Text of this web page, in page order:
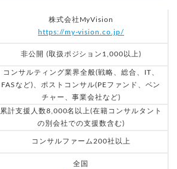
株式会社MyVision
https://my-vision.co.jp/
非公開 (取扱ポジション1,000以上)
コンサルティング業界全般(戦略、総合、IT、
FASなど)、ポストコンサル(PEファンド、ベン
チャー、事業会社など)
累計支援人数8,000名以上(在籍コンサルタント
の別会社での支援数含む)
コンサルファーム200社以上
全国